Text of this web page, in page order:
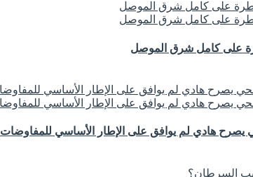
على كامل شرق الموصل
يصرح هادي لم يوافق على الإطار الأساسي للمفاوضات